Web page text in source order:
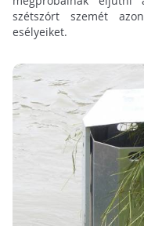
szétszórt szemét
esélyeiket.